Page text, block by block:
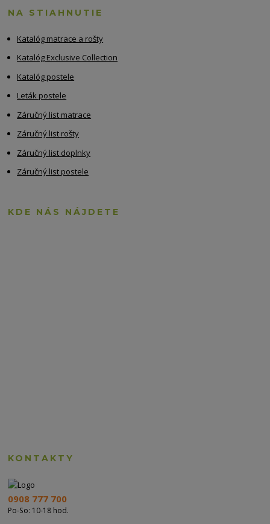
NA STIAHNUTIE
Katalóg matrace a rošty
Katalóg Exclusive Collection
Katalóg postele
Leták postele
Záručný list matrace
Záručný list rošty
Záručný list doplnky
Záručný list postele
KDE NÁS NÁJDETE
KONTAKTY
0908 777 700
Po-So: 10-18 hod.